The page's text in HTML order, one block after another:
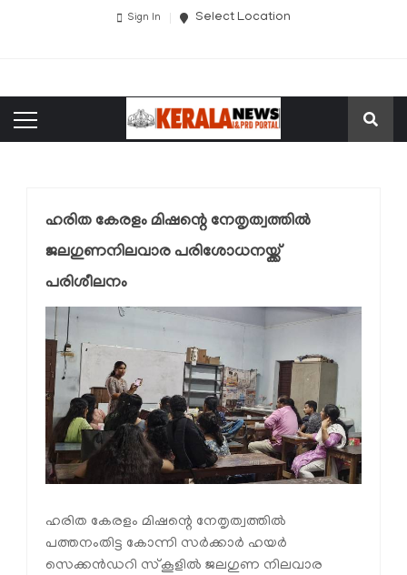
Sign In Select Location
ഹരിത കേരളം മിഷന്റെ നേതൃത്വത്തിൽ
ജലഗുണനിലവാര പരിശോധനയ്ക്ക്
പരിശീലനം
ഹരിത കേരളം മിഷന്റെ നേതൃത്വത്തില്‍
പത്തനംതിട്ട കോന്നി സര്‍ക്കാര്‍ ഹയര്‍
സെക്കന്‍ഡറി സ്‌കൂളില്‍ ജലഗുണ നിലവാര